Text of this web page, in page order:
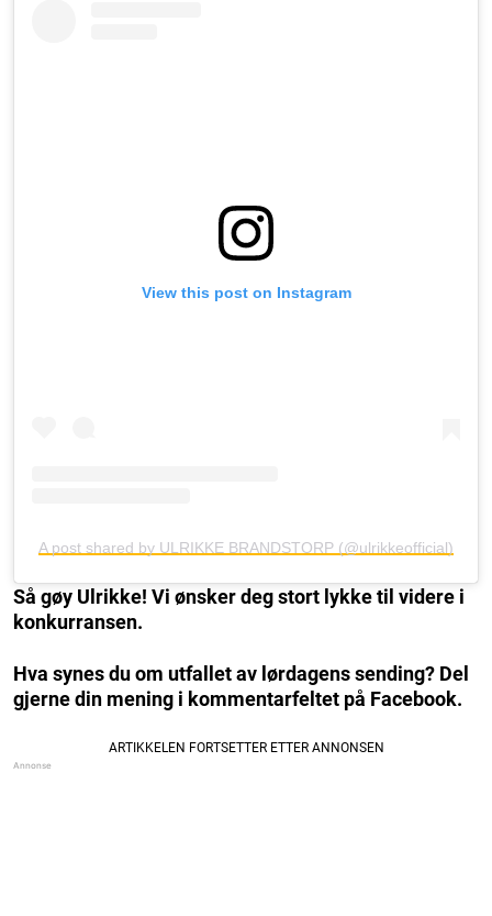
View this post on Instagram
A post shared by ULRIKKE BRANDSTORP (@ulrikkeofficial)
Så gøy Ulrikke! Vi ønsker deg stort lykke til videre i
konkurransen.
Hva synes du om utfallet av lørdagens sending? Del
gjerne din mening i kommentarfeltet på Facebook.